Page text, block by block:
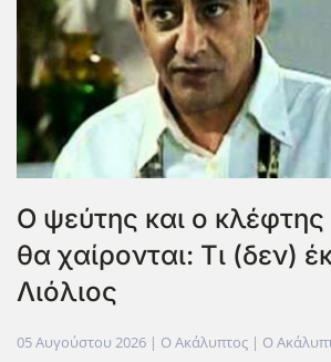
Ο ψεύτης και ο κλέφτης
θα χαίρονται: Τι (δεν)
Λιόλιος
05 Αυγούστου 2026 | Ο Ακάλυπτος | Ο